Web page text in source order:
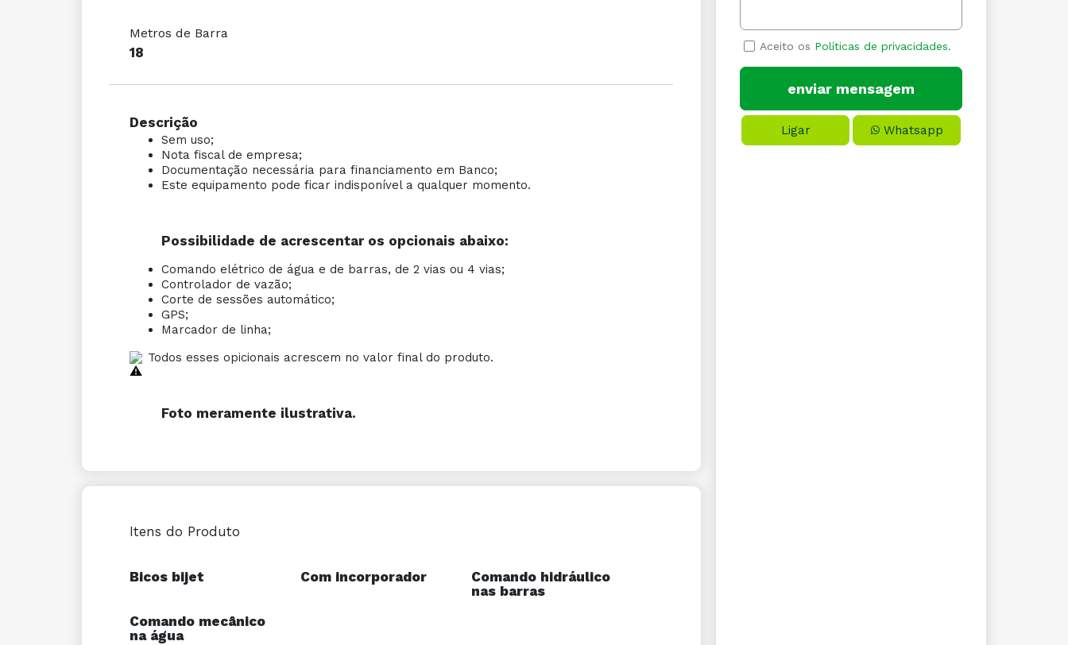
Metros de Barra
18
Descrição
Sem uso;
Nota fiscal de empresa;
Documentação necessária para financiamento em Banco;
Este equipamento pode ficar indisponível a qualquer momento.
Possibilidade de acrescentar os opcionais abaixo:
Comando elétrico de água e de barras, de 2 vias ou 4 vias;
Controlador de vazão;
Corte de sessões automático;
GPS;
Marcador de linha;
Todos esses opicionais acrescem no valor final do produto.
Foto meramente ilustrativa.
Itens do Produto
Bicos bijet Com incorporador
Comando hidráulico
nas barras
Comando mecânico
na água
Aceito os Políticas de privacidades.
Ligar Whatsapp